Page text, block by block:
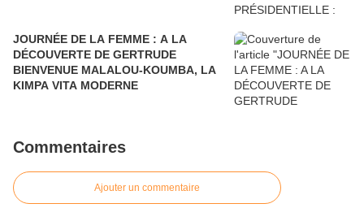
JOURNÉE DE LA FEMME : A LA
DÉCOUVERTE DE GERTRUDE
BIENVENUE MALALOU-KOUMBA, LA
KIMPA VITA MODERNE
Commentaires
Ajouter un commentaire